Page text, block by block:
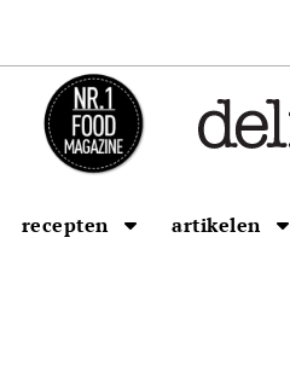
recepten artikelen